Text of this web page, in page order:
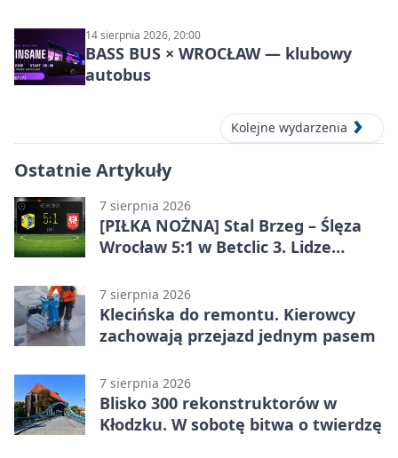
14 sierpnia 2026, 20:00
BASS BUS × WROCŁAW — klubowy
autobus
Kolejne wydarzenia
Ostatnie Artykuły
7 sierpnia 2026
[PIŁKA NOŻNA] Stal Brzeg – Ślęza
Wrocław 5:1 w Betclic 3. Lidze
porażka wrocławian
7 sierpnia 2026
Klecińska do remontu. Kierowcy
zachowają przejazd jednym pasem
7 sierpnia 2026
Blisko 300 rekonstruktorów w
Kłodzku. W sobotę bitwa o twierdzę